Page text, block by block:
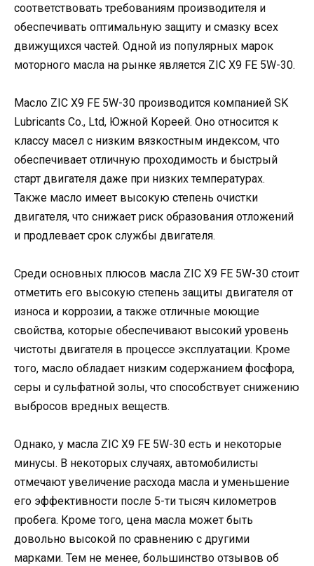
соответствовать требованиям производителя и
обеспечивать оптимальную защиту и смазку всех
движущихся частей. Одной из популярных марок
моторного масла на рынке является ZIC X9 FE 5W-30.
Масло ZIC X9 FE 5W-30 производится компанией SK
Lubricants Co., Ltd, Южной Кореей. Оно относится к
классу масел с низким вязкостным индексом, что
обеспечивает отличную проходимость и быстрый
старт двигателя даже при низких температурах.
Также масло имеет высокую степень очистки
двигателя, что снижает риск образования отложений
и продлевает срок службы двигателя.
Среди основных плюсов масла ZIC X9 FE 5W-30 стоит
отметить его высокую степень защиты двигателя от
износа и коррозии, а также отличные моющие
свойства, которые обеспечивают высокий уровень
чистоты двигателя в процессе эксплуатации. Кроме
того, масло обладает низким содержанием фосфора,
серы и сульфатной золы, что способствует снижению
выбросов вредных веществ.
Однако, у масла ZIC X9 FE 5W-30 есть и некоторые
минусы. В некоторых случаях, автомобилисты
отмечают увеличение расхода масла и уменьшение
его эффективности после 5-ти тысяч километров
пробега. Кроме того, цена масла может быть
довольно высокой по сравнению с другими
марками. Тем не менее, большинство отзывов об